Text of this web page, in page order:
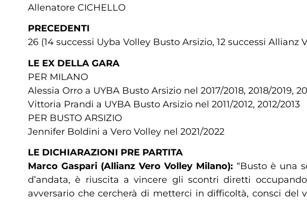
Allenatore CICHELLO
PRECEDENTI
26 (14 successi Uyba Volley Busto Arsizio, 12 successi Allianz
LE EX DELLA GARA
PER MILANO
Alessia Orro a UYBA Busto Arsizio nel 2017/2018, 2018/2019,
Vittoria Prandi a UYBA Busto Arsizio nel 2011/2012, 2012/2013
PER BUSTO ARSIZIO
Jennifer Boldini a Vero Volley nel 2021/2022
LE DICHIARAZIONI PRE PARTITA
Marco Gaspari (Allianz Vero Volley Milano): “Busto è una
d’andata, è riuscita a vincere gli scontri diretti
avversario che cercherà di metterci in difficoltà, consci del